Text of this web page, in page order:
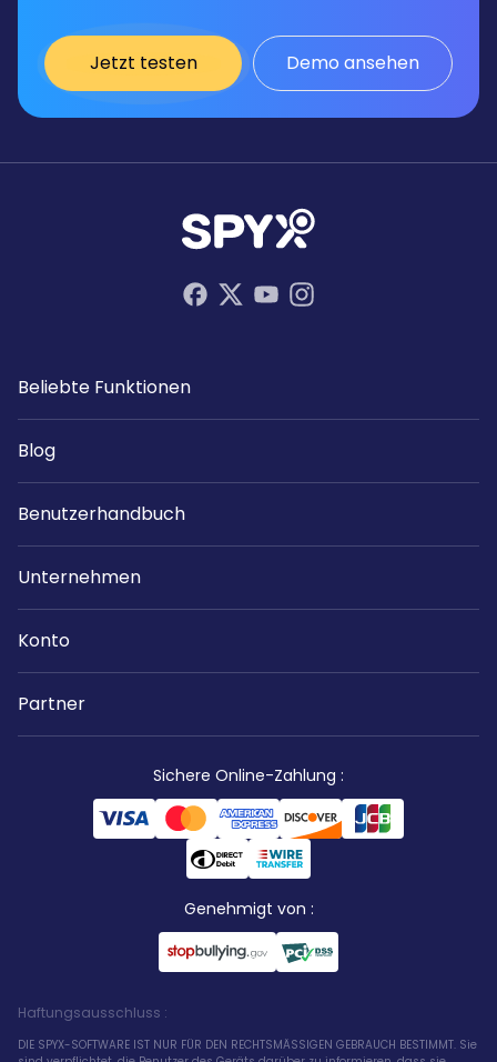
Jetzt testen Demo ansehen
Beliebte Funktionen
Blog
Benutzerhandbuch
Unternehmen
Konto
Partner
Sichere Online-Zahlung :
Genehmigt von :
Haftungsausschluss :
DIE SPYX-SOFTWARE IST NUR FÜR DEN RECHTSMÄSSIGEN GEBRAUCH BESTIMMT. Sie